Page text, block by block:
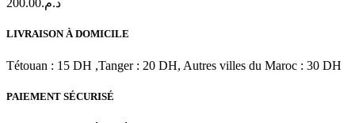
être
sur
page
د.م.200.00
LIVRAISON À DOMICILE
Tétouan : 15 DH ,Tanger : 20 DH, Autres villes du Maroc : 30 DH
PAIEMENT SÉCURISÉ